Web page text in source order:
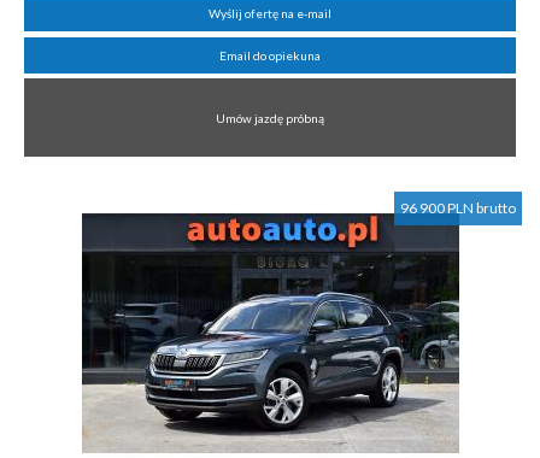
Wyślij ofertę na e-mail
Email do opiekuna
Umów jazdę próbną
96 900 PLN brutto